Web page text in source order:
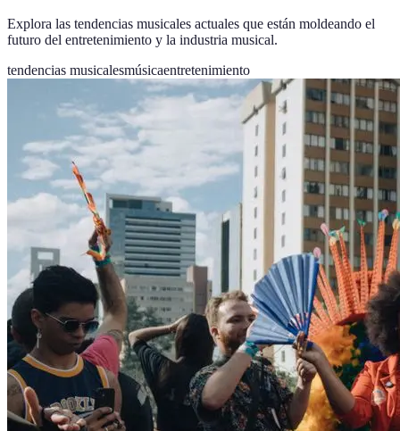
Explora las tendencias musicales actuales que están moldeando el
futuro del entretenimiento y la industria musical.
tendencias musicalesmúsicaentretenimiento